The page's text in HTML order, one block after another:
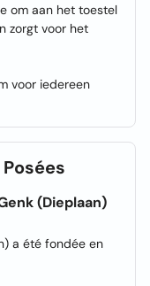
om aan het toestel
zorgt voor het
voor iedereen
(Dieplaan)
a été fondée en